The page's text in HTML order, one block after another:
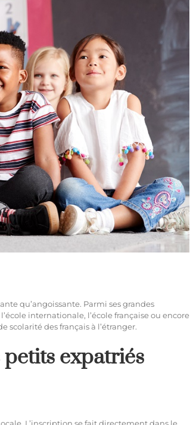
qu’angoissante. Parmi ses grandes
internationale, l’école française ou encore
scolarité des français à l’étranger.
petits expatriés